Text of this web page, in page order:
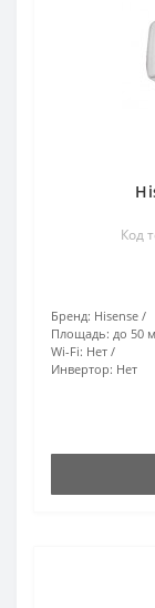
Код
Бренд: Hisense
Площадь: до 50
Wi-Fi: Нет
Инвертор: Нет